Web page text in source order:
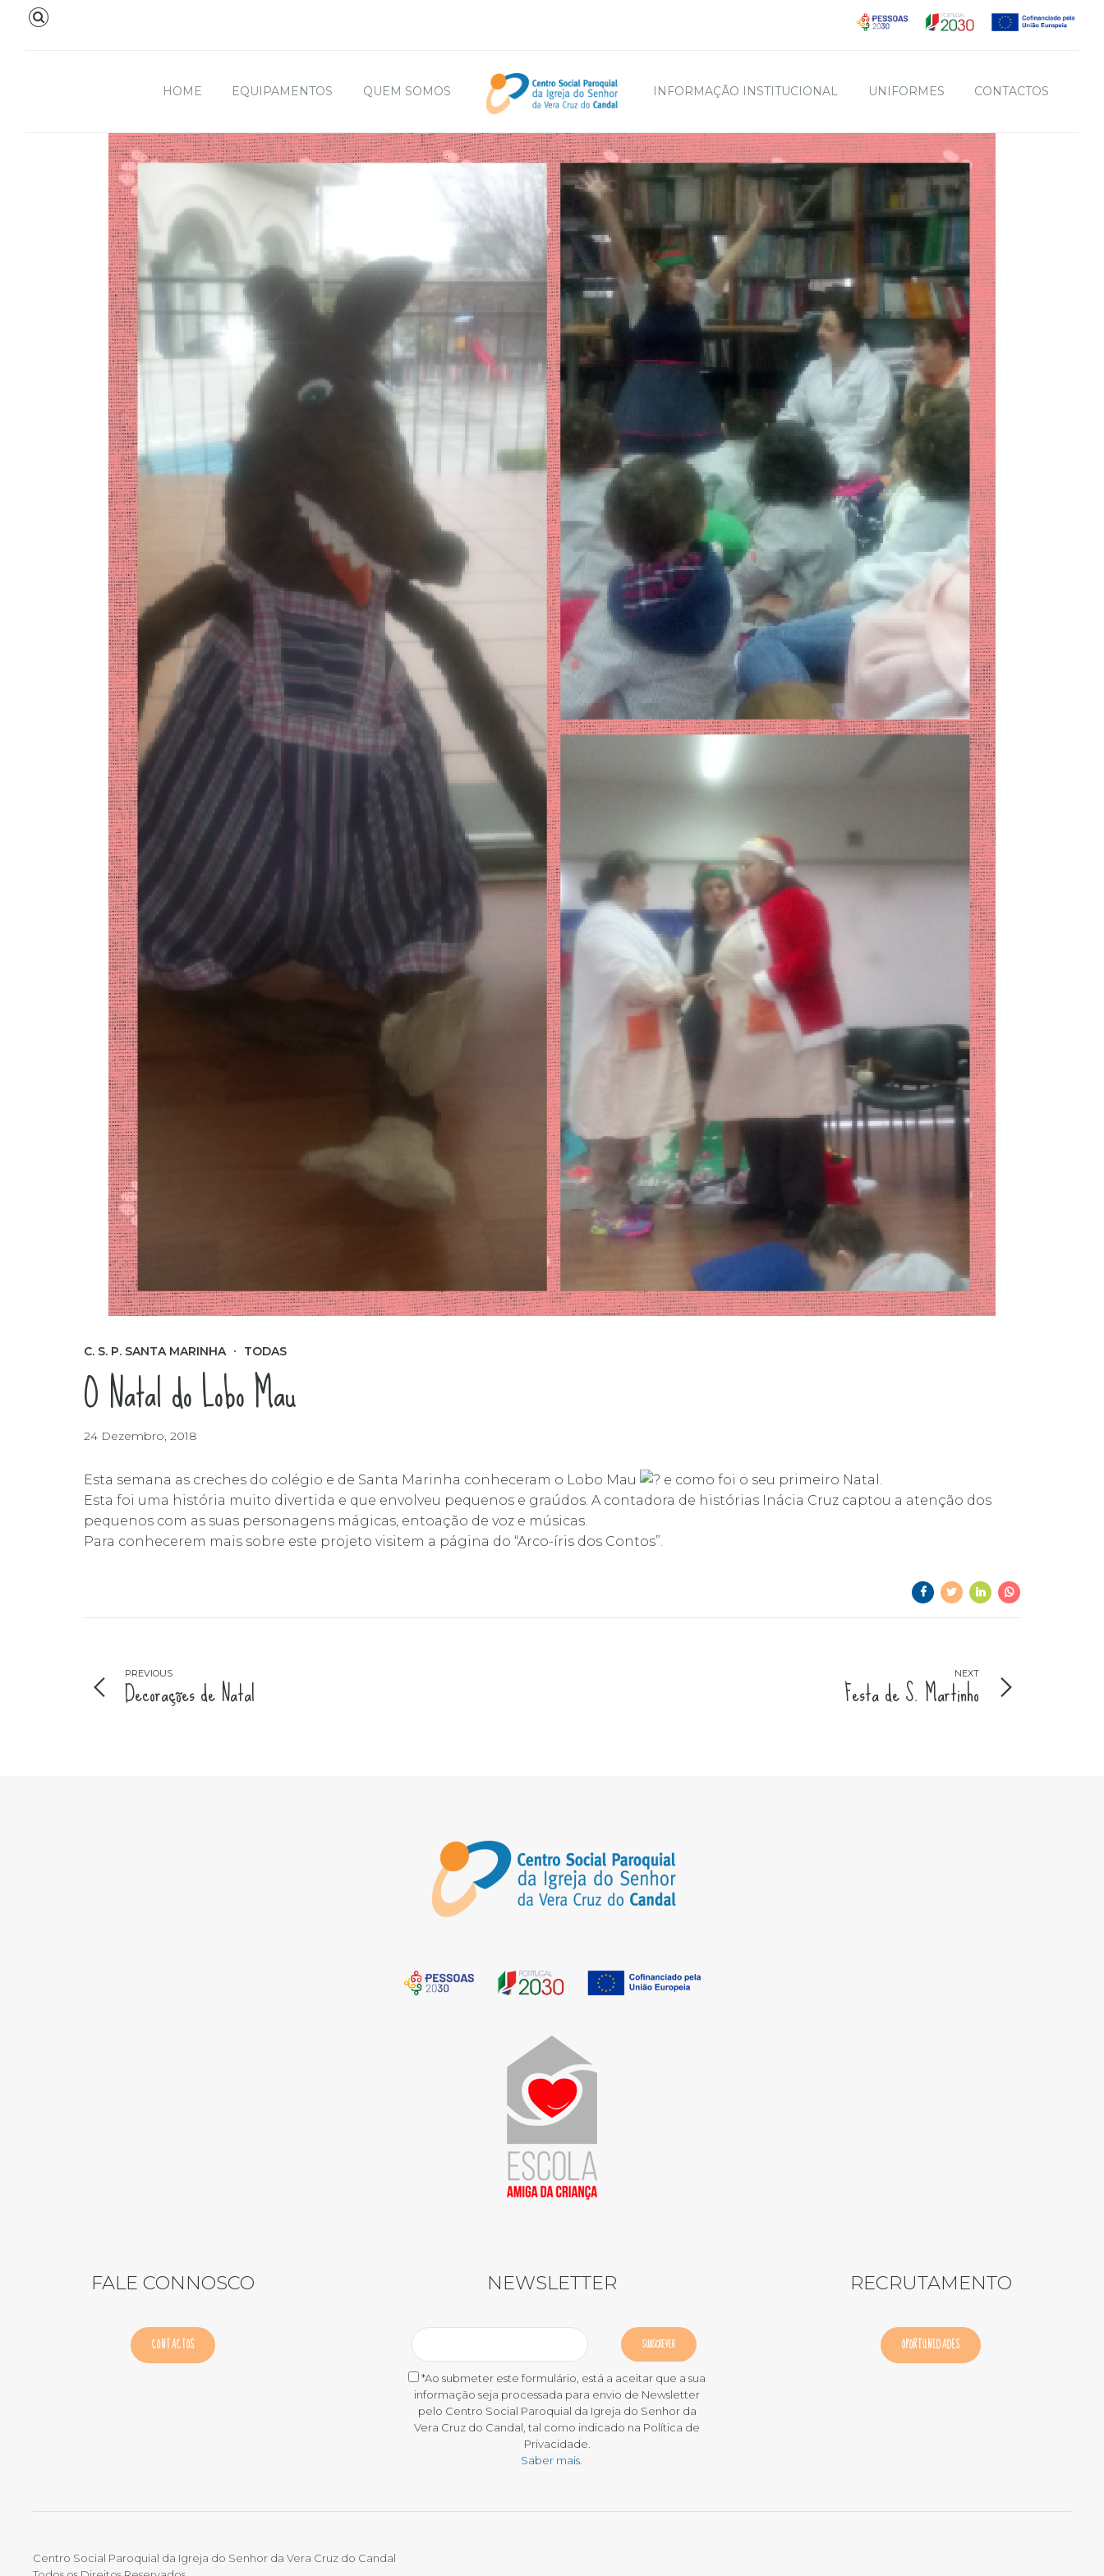
HOME EQUIPAMENTOS QUEM SOMOS INFORMAÇÃO INSTITUCIONAL UNIFORMES CONTACTOS
C. S. P. SANTA MARINHA TODAS
O Natal do Lobo Mau
24 Dezembro, 2018
Esta semana as creches do colégio e de Santa Marinha conheceram o Lobo Mau
e como foi o seu primeiro Natal.
Esta foi uma história muito divertida e que envolveu pequenos e graúdos. A contadora de histórias Inácia Cruz captou a atenção dos
pequenos com as suas personagens mágicas, entoação de voz e músicas.
Para conhecerem mais sobre este projeto visitem a página do “Arco-íris dos Contos”.
PREVIOUS
Decorações de Natal NEXT
Festa de S. Martinho
FALE CONNOSCO
CONTACTOS
NEWSLETTER
*Ao submeter este formulário, está a aceitar que a sua
informação seja processada para envio de Newsletter
pelo Centro Social Paroquial da Igreja do Senhor da
Vera Cruz do Candal, tal como indicado na Política de
Privacidade.
Saber mais.
RECRUTAMENTO
OPORTUNIDADES
Centro Social Paroquial da Igreja do Senhor da Vera Cruz do Candal